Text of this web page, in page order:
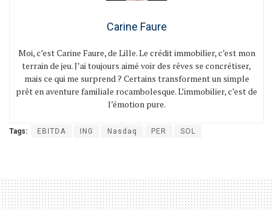
Carine Faure
Moi, c’est Carine Faure, de Lille. Le crédit immobilier, c’est mon
terrain de jeu. J’ai toujours aimé voir des rêves se concrétiser,
mais ce qui me surprend ? Certains transforment un simple
prêt en aventure familiale rocambolesque. L’immobilier, c’est de
l’émotion pure.
Tags: EBITDA ING Nasdaq PER SOL